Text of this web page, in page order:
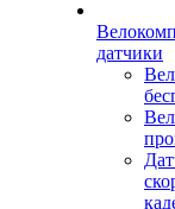
датчики